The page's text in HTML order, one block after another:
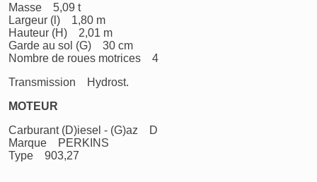
Masse 5,09 t
Largeur (l) 1,80 m
Hauteur (H) 2,01 m
Garde au sol (G) 30 cm
Nombre de roues motrices 4
Transmission Hydrost.
MOTEUR
Carburant (D)iesel - (G)az D
Marque PERKINS
Type 903,27